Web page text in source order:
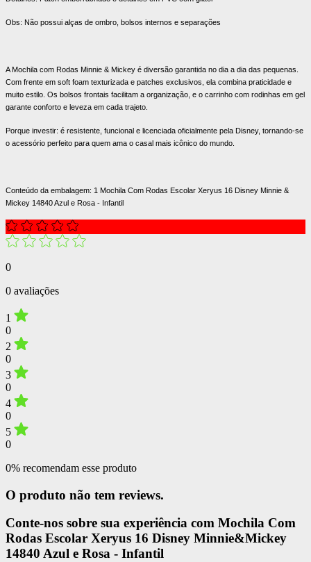
Obs: Não possui alças de ombro, bolsos internos e separações
A Mochila com Rodas Minnie & Mickey é diversão garantida no dia a dia das pequenas.
Com frente em soft foam texturizada e patches exclusivos, ela combina praticidade e
muito estilo. Os bolsos frontais facilitam a organização, e o carrinho com rodinhas em gel
garante conforto e leveza em cada trajeto.
Porque investir: é resistente, funcional e licenciada oficialmente pela Disney, tornando-se
o acessório perfeito para quem ama o casal mais icônico do mundo.
Conteúdo da embalagem: 1 Mochila Com Rodas Escolar Xeryus 16 Disney Minnie &
Mickey 14840 Azul e Rosa - Infantil
0
0 avaliações
1
0
2
0
3
0
4
0
5
0
0% recomendam esse produto
O produto não tem reviews.
Conte-nos sobre sua experiência com Mochila Com
Rodas Escolar Xeryus 16 Disney Minnie&Mickey
14840 Azul e Rosa - Infantil